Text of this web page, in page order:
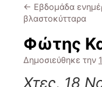
← Εβδομάδα
βλαστοκύτταρα
Φώτης
Δημοσιεύθηκε την
Χτες, 18